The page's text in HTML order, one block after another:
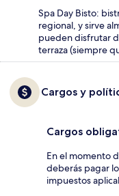
Spa Day Bisto:
regional, y sirve
pueden disfrutar
terraza (siempre
Cargos y
Cargos
En el momento
deberás pagar
impuestos